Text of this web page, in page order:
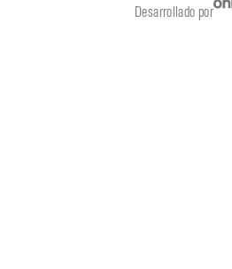
Desarrollado por